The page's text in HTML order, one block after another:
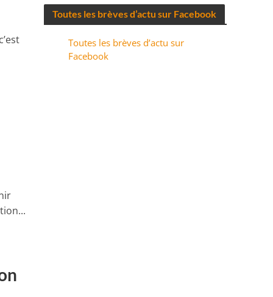
Toutes les brèves d’actu sur Facebook
Toutes les brèves d’actu sur
Facebook